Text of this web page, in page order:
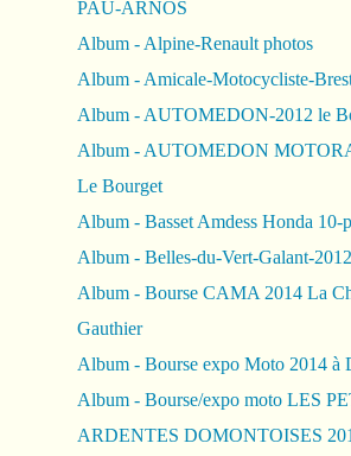
PAU-ARNOS
Album - Alpine-Renault photos
Album - Amicale-Motocycliste-
Album - AUTOMEDON-2012 le
Album - AUTOMEDON
Le Bourget
Album - Basset Amdess Honda 10-
Album - Belles-du-Vert-Galant-2012
Album - Bourse CAMA 2014 La
Gauthier
Album - Bourse expo Moto 2014 à
Album - Bourse/expo moto LES
ARDENTES DOMONTOISES